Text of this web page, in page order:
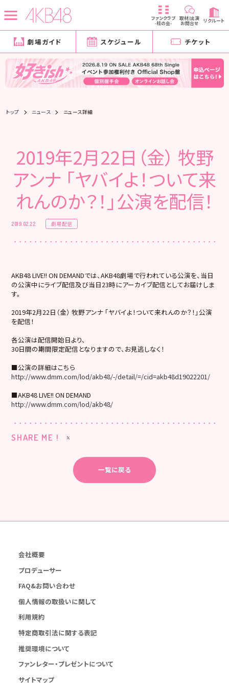
ファンクラブ
-柱の会-
取材/出演
お問合せ リクルート
劇場ガイド スケジュール チケット
トップ ニュース ニュース詳細
2019年2月22日（金） 牧野
アンナ 「ヤバイよ！ついて来
れんのか？！」公演を配信！
2019.02.22 劇場配信
AKB48 LIVE!! ON DEMANDでは、AKB48劇場で行われている公演を、当日
の公演中にライブ配信及び当日23時にアーカイブ配信としてお届けしま
す。
2019年2月22日（金） 牧野アンナ 「ヤバイよ！ついて来れんのか？！」公演
を配信！
各公演は配信開始日より、
30日間の期間限定配信となりますので、お見逃しなく！
■公演の詳細はこちら
http://www.dmm.com/lod/akb48/-/detail/=/cid=akb48d19022201/
■AKB48 LIVE!! ON DEMAND
http://www.dmm.com/lod/akb48/
SHARE ME !
一覧に戻る
会社概要
プロデューサー
FAQ&お問い合わせ
個人情報の取扱いに関して
利用規約
特定商取引法に関する表記
推奨環境について
ファンレター・プレゼントについて
サイトマップ